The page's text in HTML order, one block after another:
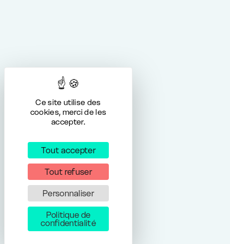
Ce site utilise des
cookies, merci de les
accepter.
Tout accepter
Tout refuser
Personnaliser
Politique de
confidentialité